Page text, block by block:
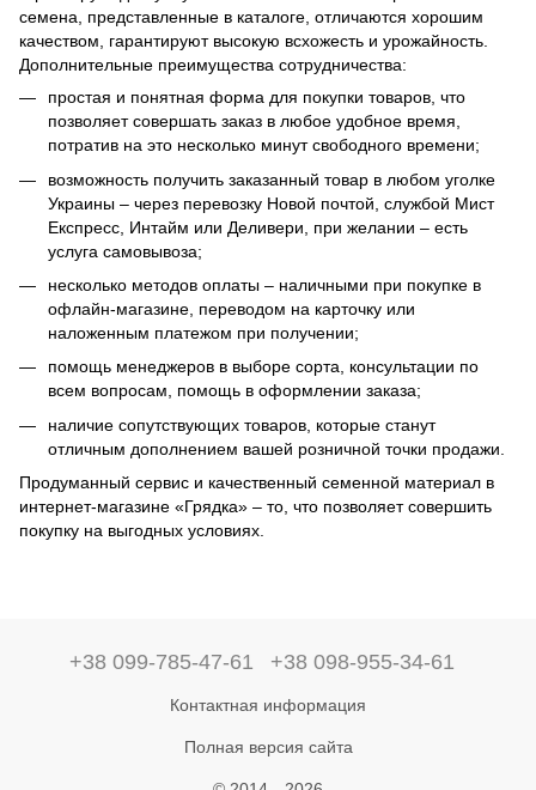
семена, представленные в каталоге, отличаются хорошим
качеством, гарантируют высокую всхожесть и урожайность.
Дополнительные преимущества сотрудничества:
простая и понятная форма для покупки товаров, что
позволяет совершать заказ в любое удобное время,
потратив на это несколько минут свободного времени;
возможность получить заказанный товар в любом уголке
Украины – через перевозку Новой почтой, службой Мист
Експресс, Интайм или Деливери, при желании – есть
услуга самовывоза;
несколько методов оплаты – наличными при покупке в
офлайн-магазине, переводом на карточку или
наложенным платежом при получении;
помощь менеджеров в выборе сорта, консультации по
всем вопросам, помощь в оформлении заказа;
наличие сопутствующих товаров, которые станут
отличным дополнением вашей розничной точки продажи.
Продуманный сервис и качественный семенной материал в
интернет-магазине «Грядка» – то, что позволяет совершить
покупку на выгодных условиях.
+38 099-785-47-61 +38 098-955-34-61
Контактная информация
Полная версия сайта